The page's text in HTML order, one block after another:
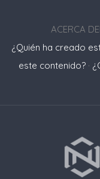
ACERCA
¿Quién ha creado
este contenido?·